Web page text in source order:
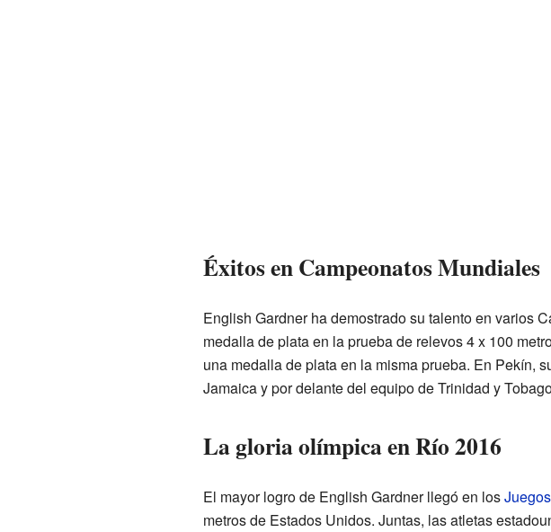
Éxitos en Campeonatos Mundiales
English Gardner ha demostrado su talento en varios
medalla de plata en la prueba de relevos 4 x 100
una medalla de plata en la misma prueba. En Pekín,
Jamaica y por delante del equipo de Trinidad y
La gloria olímpica en Río 2016
El mayor logro de English Gardner llegó en los
metros de Estados Unidos. Juntas, las atletas